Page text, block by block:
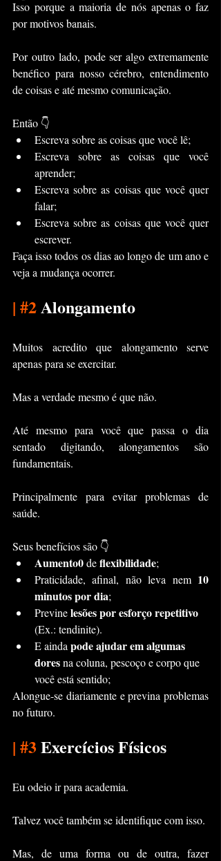
Isso porque a maioria de nós apenas o faz
por motivos banais.
Por outro lado, pode ser algo extremamente
benéfico para nosso cérebro, entendimento
de coisas e até mesmo comunicação.
Então 👇
Escreva sobre as coisas que você lê;
Escreva sobre as coisas que você
aprender;
Escreva sobre as coisas que você quer
falar;
Escreva sobre as coisas que você quer
escrever.
Faça isso todos os dias ao longo de um ano e
veja a mudança ocorrer.
| #2 Alongamento
Muitos acredito que alongamento serve
apenas para se exercitar.
Mas a verdade mesmo é que não.
Até mesmo para você que passa o dia
sentado digitando, alongamentos são
fundamentais.
Principalmente para evitar problemas de
saúde.
Seus benefícios são 👇
Aumento0 de flexibilidade;
Praticidade, afinal, não leva nem 10
minutos por dia;
Previne lesões por esforço repetitivo
(Ex.: tendinite).
E ainda pode ajudar em algumas
dores na coluna, pescoço e corpo que
você está sentido;
Alongue-se diariamente e previna problemas
no futuro.
| #3 Exercícios Físicos
Eu odeio ir para academia.
Talvez você também se identifique com isso.
Mas, de uma forma ou de outra, fazer